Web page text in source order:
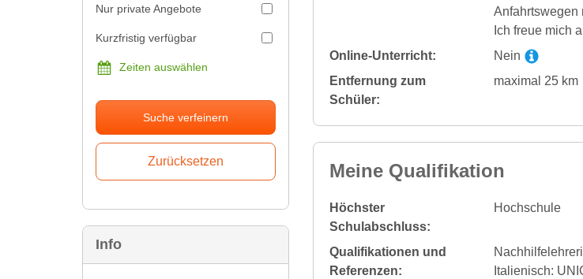
Nur private Angebote
Kurzfristig verfügbar
Zeiten auswählen
Suche verfeinern
Info
Anfahrtswegen
Ich freue mich
Online-Unterricht:
Nein
Entfernung zum
Schüler:
maximal 25 km
Meine Qualifikation
Höchster
Schulabschluss:
Hochschule
Qualifikationen und
Referenzen:
Italienisch: